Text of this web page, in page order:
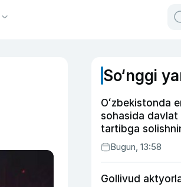
So‘nggi
Oʻzbekistonda
sohasida
tartibga
joriy etildi
Bugun, 13:58
Gollivud